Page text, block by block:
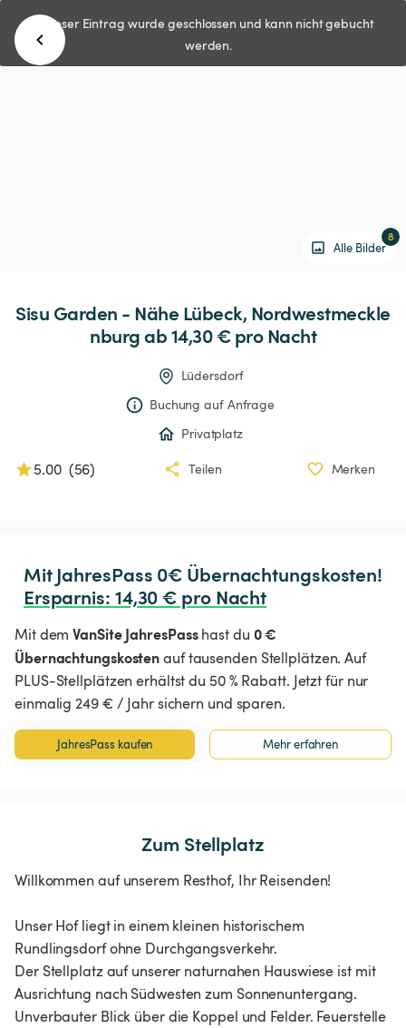
Dieser Eintrag wurde geschlossen und kann nicht gebucht
werden.
Alle Bilder
8
Sisu Garden - Nähe Lübeck, Nordwestmeckle
nburg ab 14,30 € pro Nacht
Lüdersdorf
Buchung auf Anfrage
Privatplatz
5.00 (56) Teilen Merken
Ersparnis: 14,30 € pro Nacht
Mit demVanSite JahresPasshast du 0 €
Übernachtungskostenauf tausenden Stellplätzen. Auf
PLUS-Stellplätzen erhältst du 50 % Rabatt. Jetzt für nur
einmalig 249 € / Jahr sichern und sparen.
JahresPass kaufen Mehr erfahren
Zum Stellplatz
Willkommen auf unserem Resthof, Ihr Reisenden!
Unser Hof liegt in einem kleinen historischem
Rundlingsdorf ohne Durchgangsverkehr.
Der Stellplatz auf unserer naturnahen Hauswiese ist mit
Ausrichtung nach Südwesten zum Sonnenuntergang.
Unverbauter Blick über die Koppel und Felder. Feuerstelle